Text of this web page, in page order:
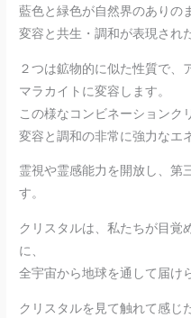
藍色と緑色が自然界のありの
変容と共生・調和が表現され
２つは鉱物的に似た性質で、
マラカイトに変容します。
この様なコンビネーションク
変容と調和の非常に強力なエ
霊視や霊感能力を開放し、第
す。
クリスタルは、私たちが目覚
に、
全宇宙から地球を通して届け
クリスタルを見て触れて感じ